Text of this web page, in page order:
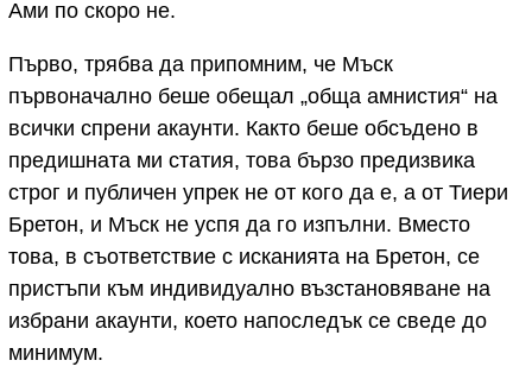
Ами по скоро не.
Първо, трябва да припомним, че Мъск
първоначално беше обещал „обща амнистия“ на
всички спрени акаунти. Както беше обсъдено в
предишната ми статия, това бързо предизвика
строг и публичен упрек не от кого да е, а от Тиери
Бретон, и Мъск не успя да го изпълни. Вместо
това, в съответствие с исканията на Бретон, се
пристъпи към индивидуално възстановяване на
избрани акаунти, което напоследък се сведе до
минимум.